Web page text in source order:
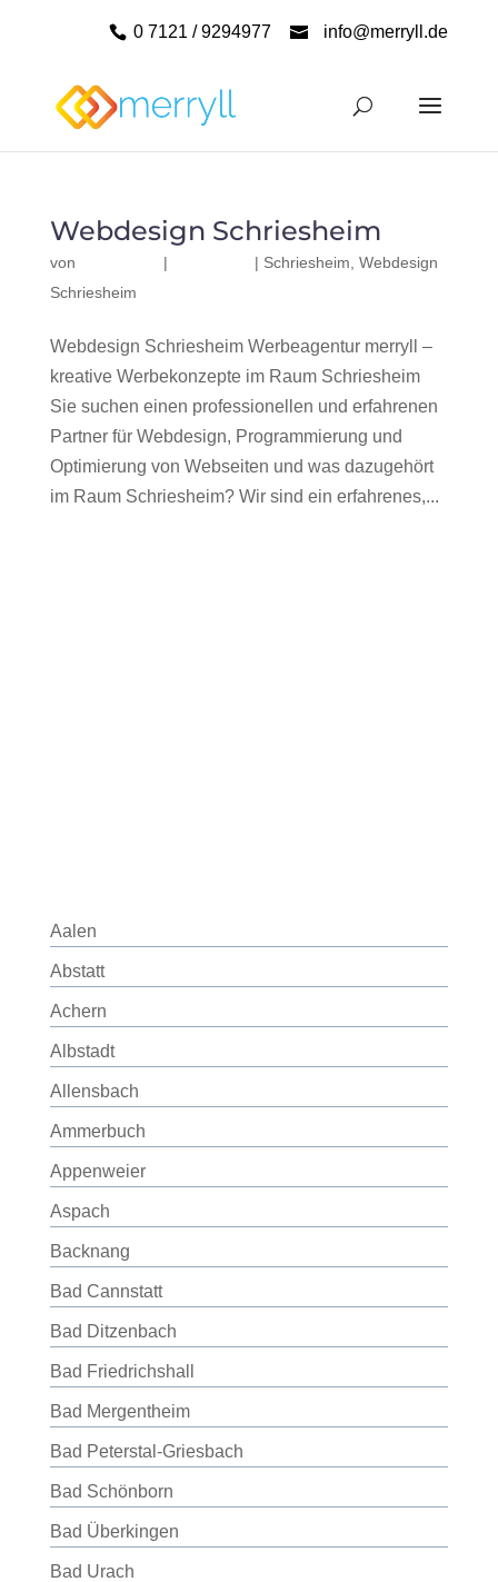
0 7121 / 9294977 info@merryll.de
Webdesign Schriesheim
von | | Schriesheim Webdesign
Schriesheim
Webdesign Schriesheim Werbeagentur merryll –
kreative Werbekonzepte im Raum Schriesheim
Sie suchen einen professionellen und erfahrenen
Partner für Webdesign, Programmierung und
Optimierung von Webseiten und was dazugehört
im Raum Schriesheim? Wir sind ein erfahrenes,...
Aalen
Abstatt
Achern
Albstadt
Allensbach
Ammerbuch
Appenweier
Aspach
Backnang
Bad Cannstatt
Bad Ditzenbach
Bad Friedrichshall
Bad Mergentheim
Bad Peterstal-Griesbach
Bad Schönborn
Bad Überkingen
Bad Urach